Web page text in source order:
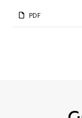
PDF